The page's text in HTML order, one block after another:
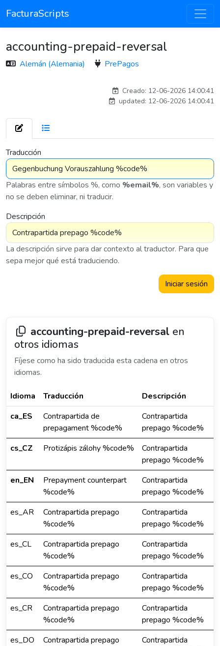
FacturaScripts
accounting-prepaid-reversal
Alemán (Alemania) PrePagos
Creado: 12-06-2026 14:00:41
updated: 12-06-2026 14:00:41
Traducción
Palabras entre símbolos %, como %email%, son variables y
no se deben eliminar, ni traducir.
Descripción
La descripción sirve para dar contexto al traductor. Para que
sepa mejor qué está traduciendo.
Iniciar sesión
accounting-prepaid-reversal en
otros idiomas
Fíjese como ha sido traducida esta cadena en otros
idiomas.
Idioma Traducción
Descripción
ca_ES
Contrapartida de
prepagament %code%
Contrapartida
prepago %code%
cs_CZ
Protizápis zálohy %code%
Contrapartida
prepago %code%
en_EN
Prepayment counterpart
%code%
Contrapartida
prepago %code%
es_AR
Contrapartida prepago
%code%
Contrapartida
prepago %code%
es_CL
Contrapartida prepago
%code%
Contrapartida
prepago %code%
es_CO
Contrapartida prepago
%code%
Contrapartida
prepago %code%
es_CR
Contrapartida prepago
%code%
Contrapartida
prepago %code%
es_DO
Contrapartida prepago
Contrapartida